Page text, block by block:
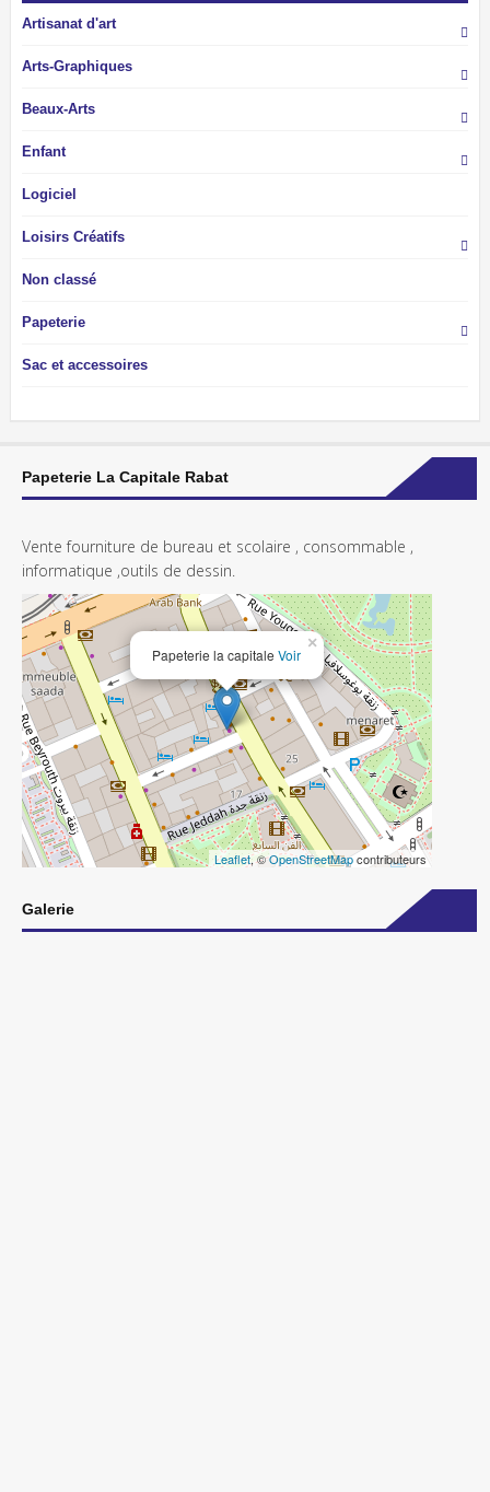
Artisanat d'art
Arts-Graphiques
Beaux-Arts
Enfant
Logiciel
Loisirs Créatifs
Non classé
Papeterie
Sac et accessoires
Papeterie La Capitale Rabat
Vente fourniture de bureau et scolaire , consommable ,
informatique ,outils de dessin.
Papeterie la capitale Voir
×
Leaflet, ©OpenStreetMapcontributeurs
Galerie